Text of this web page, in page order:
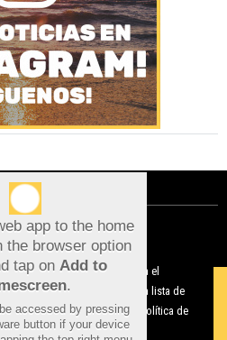
PUBLICIDAD
app to the home
the browser option
tap on Add to
.
accessed by pressing
button if your device
el Uso de cookies:
nuestras y de terceros para el
del digital. Puedes consultar la lista de
desconectarlas. Ver nuestra Política de